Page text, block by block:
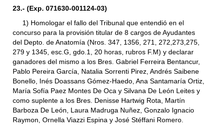
23.- (Exp. 071630-001124-03)
1) Homologar el fallo del Tribunal que entendió en el
concurso para la provisión titular de 8 cargos de Ayudantes
del Depto. de Anatomía (Nros. 347, 1356, 271, 272,273,275,
279 y 1345, esc.G, gdo.1, 20 horas, rubros F.M) y declarar
ganadores del mismo a los Bres. Gabriel Ferreira Bentancur,
Pablo Pereira García, Natalia Sorrenti Pirez, Andrés Saibene
Bonello, Inés Doassans Gómez-Haedo, Ana Santamaría Ortiz,
María Sofía Paez Montes De Oca y Silvana De León Leites y
como suplente a los Bres. Denisse Hartwig Rota, Martín
Barboza De León, Laura Madruga Nuñez, Gonzalo Ignacio
Raymon, Ornella Viazzi Espina y José Stéffani Romero.